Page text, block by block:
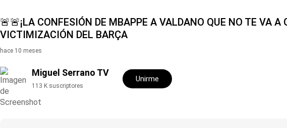
🚨🚨¡LA CONFESIÓN DE MBAPPE A VALDANO QUE NO TE VA
VICTIMIZACIÓN DEL BARÇA
hace 10 meses
Miguel Serrano TV
113 K suscriptores
Unirme